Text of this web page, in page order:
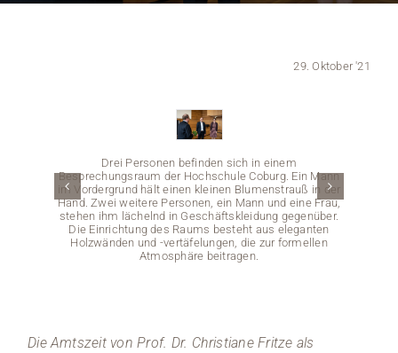
News
Veranstaltungen
29. Oktober '21
Drei Personen befinden sich in einem
Besprechungsraum der Hochschule Coburg. Ein Mann
im Vordergrund hält einen kleinen Blumenstrauß in der
Hand. Zwei weitere Personen, ein Mann und eine Frau,
stehen ihm lächelnd in Geschäftskleidung gegenüber.
Die Einrichtung des Raums besteht aus eleganten
Holzwänden und -vertäfelungen, die zur formellen
Atmosphäre beitragen.
Die Amtszeit von Prof. Dr. Christiane Fritze als